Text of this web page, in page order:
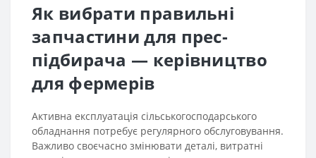
Як вибрати правильні
запчастини для прес-
підбирача — керівництво
для фермерів
Активна експлуатація сільськогосподарського
обладнання потребує регулярного обслуговування.
Важливо своєчасно змінювати деталі, витратні